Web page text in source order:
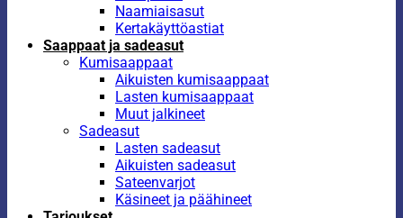
Naamiaisasut
Kertakäyttöastiat
Saappaat ja sadeasut
Kumisaappaat
Aikuisten kumisaappaat
Lasten kumisaappaat
Muut jalkineet
Sadeasut
Lasten sadeasut
Aikuisten sadeasut
Sateenvarjot
Käsineet ja päähineet